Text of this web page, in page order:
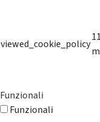
viewed_cookie_policy
11
Funzionali
Funzionali